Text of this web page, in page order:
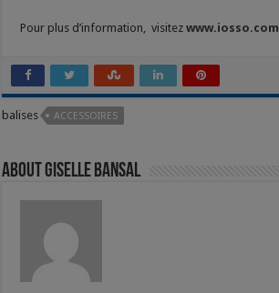
Pour plus d’information, visitez www.iosso.com
balises ACCESSOIRES
About Giselle Bansal